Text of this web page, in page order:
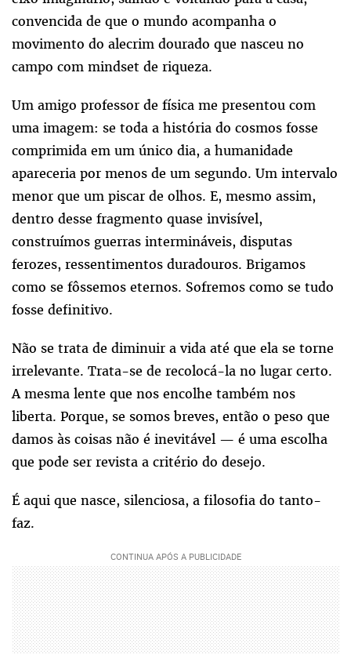
convencida de que o mundo acompanha o
movimento do alecrim dourado que nasceu no
campo com mindset de riqueza.
Um amigo professor de física me presentou com
uma imagem: se toda a história do cosmos fosse
comprimida em um único dia, a humanidade
apareceria por menos de um segundo. Um intervalo
menor que um piscar de olhos. E, mesmo assim,
dentro desse fragmento quase invisível,
construímos guerras intermináveis, disputas
ferozes, ressentimentos duradouros. Brigamos
como se fôssemos eternos. Sofremos como se tudo
fosse definitivo.
Não se trata de diminuir a vida até que ela se torne
irrelevante. Trata-se de recolocá-la no lugar certo.
A mesma lente que nos encolhe também nos
liberta. Porque, se somos breves, então o peso que
damos às coisas não é inevitável — é uma escolha
que pode ser revista a critério do desejo.
É aqui que nasce, silenciosa, a filosofia do tanto-
faz.